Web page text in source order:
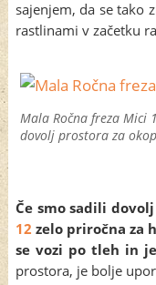
sajenjem, da se tako
rastlinami v začetku
Mala Ročna freza Mici
dovolj prostora za
Če smo sadili
12 zelo priročna za
se vozi po tleh in
prostora, je bolje